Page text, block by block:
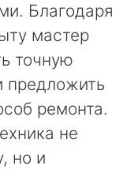
Благодаря
мастер
точную
предложить
ремонта.
не
но и